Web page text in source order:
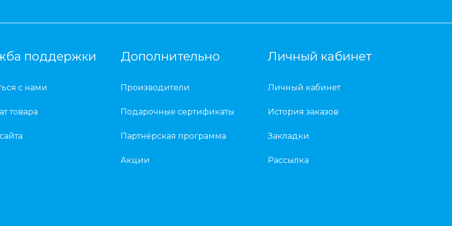
поддержки
с нами
товара
Дополнительно
Производители
Подарочные сертификаты
Партнёрская программа
Акции
Личный кабинет
Личный кабинет
История заказов
Закладки
Рассылка